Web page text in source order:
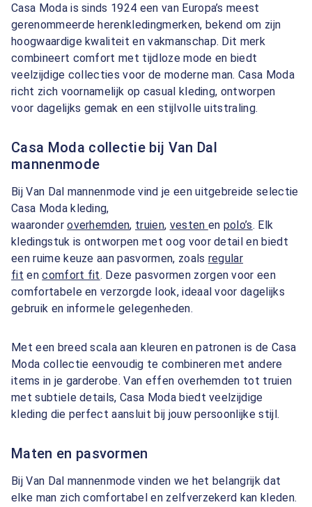
Casa Moda is sinds 1924 een van Europa’s meest
gerenommeerde herenkledingmerken, bekend om zijn
hoogwaardige kwaliteit en vakmanschap. Dit merk
combineert comfort met tijdloze mode en biedt
veelzijdige collecties voor de moderne man. Casa Moda
richt zich voornamelijk op casual kleding, ontworpen
voor dagelijks gemak en een stijlvolle uitstraling.
Casa Moda collectie bij Van Dal
mannenmode
Bij Van Dal mannenmode vind je een uitgebreide selectie
Casa Moda kleding,
waaronderoverhemden, truien, vesten en polo’s. Elk
kledingstuk is ontworpen met oog voor detail en biedt
een ruime keuze aan pasvormen, zoals regular
fit encomfort fit. Deze pasvormen zorgen voor een
comfortabele en verzorgde look, ideaal voor dagelijks
gebruik en informele gelegenheden.
Met een breed scala aan kleuren en patronen is de Casa
Moda collectie eenvoudig te combineren met andere
items in je garderobe. Van effen overhemden tot truien
met subtiele details, Casa Moda biedt veelzijdige
kleding die perfect aansluit bij jouw persoonlijke stijl.
Maten en pasvormen
Bij Van Dal mannenmode vinden we het belangrijk dat
elke man zich comfortabel en zelfverzekerd kan kleden.